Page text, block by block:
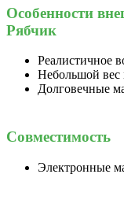
Особенности
Рябчик
Реалистичное
Небольшой вес
Долговечные
Совместимость
Электронные